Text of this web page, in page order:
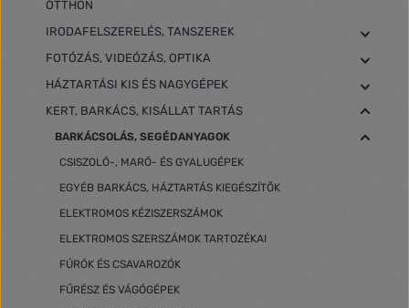
OTTHON
IRODAFELSZERELÉS, TANSZEREK
FOTÓZÁS, VIDEÓZÁS, OPTIKA
HÁZTARTÁSI KIS ÉS NAGYGÉPEK
KERT, BARKÁCS, KISÁLLAT TARTÁS
BARKÁCSOLÁS, SEGÉDANYAGOK
CSISZOLÓ-, MARÓ- ÉS GYALUGÉPEK
EGYÉB BARKÁCS, HÁZTARTÁS KIEGÉSZÍTŐK
ELEKTROMOS KÉZISZERSZÁMOK
ELEKTROMOS SZERSZÁMOK TARTOZÉKAI
FÚRÓK ÉS CSAVAROZÓK
FŰRÉSZ ÉS VÁGÓGÉPEK